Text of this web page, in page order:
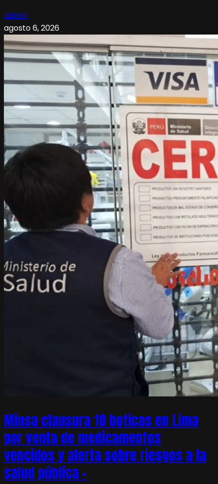
admin
agosto 6, 2026
Minsa clausura 18 boticas en Lima
por venta de medicamentos
vencidos y alerta sobre riesgos a la
salud pública –